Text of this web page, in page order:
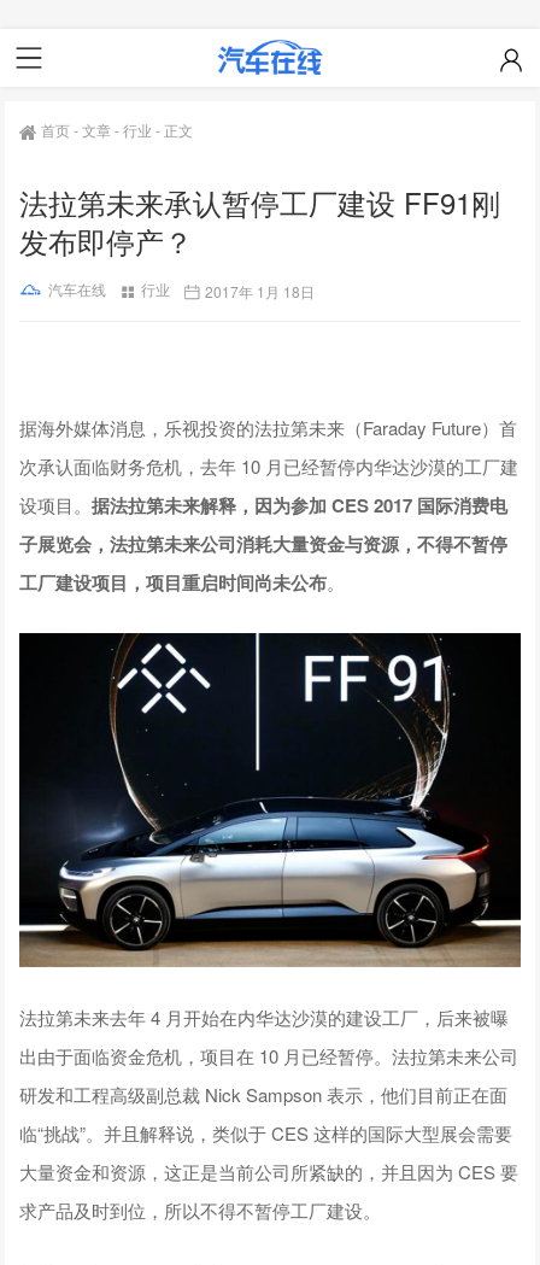
首页-文章-行业 - 正文
法拉第未来承认暂停工厂建设 FF91刚
发布即停产？
汽车在线 行业 2017年 1月 18日
据海外媒体消息，乐视投资的法拉第未来（Faraday Future）首
次承认面临财务危机，去年 10 月已经暂停内华达沙漠的工厂建
设项目。据法拉第未来解释，因为参加 CES 2017 国际消费电
子展览会，法拉第未来公司消耗大量资金与资源，不得不暂停
工厂建设项目，项目重启时间尚未公布。
法拉第未来去年 4 月开始在内华达沙漠的建设工厂，后来被曝
出由于面临资金危机，项目在 10 月已经暂停。法拉第未来公司
研发和工程高级副总裁 Nick Sampson 表示，他们目前正在面
临“挑战”。并且解释说，类似于 CES 这样的国际大型展会需要
大量资金和资源，这正是当前公司所紧缺的，并且因为 CES 要
求产品及时到位，所以不得不暂停工厂建设。